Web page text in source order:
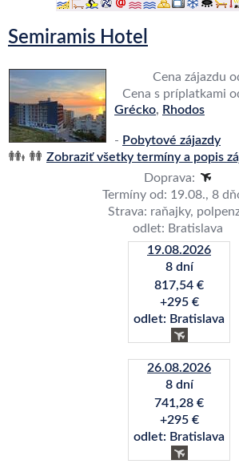
Semiramis Hotel
Cena zájazdu
Cena s príplatkami
Grécko, Rhodos
- Pobytové zájazdy
Zobraziť všetky termíny a popis
Doprava:
Termíny od: 19.08., 8
Strava: raňajky,
odlet: Bratislava
19.08.2026
8 dní
817,54 €
+295 €
odlet: Bratislava
26.08.2026
8 dní
741,28 €
+295 €
odlet: Bratislava